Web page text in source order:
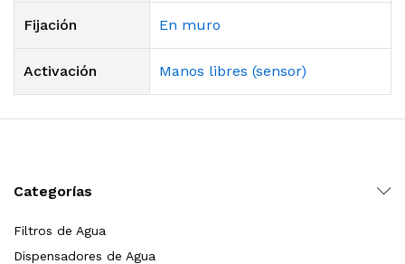
Fijación En muro
Activación Manos libres (sensor)
Categorías
Filtros de Agua
Dispensadores de Agua